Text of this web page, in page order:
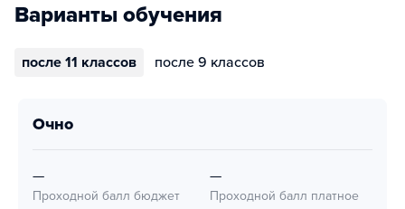
Варианты обучения
после 11 классов после 9 классов
очно
—
Проходной балл бюджет
—
Проходной балл платное